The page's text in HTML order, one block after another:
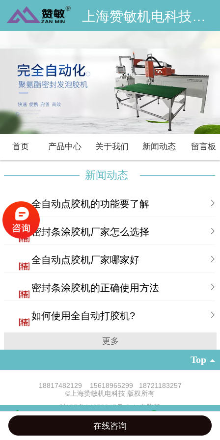
上海赞敏机电科技有限公司
首页 产品中心 关于我们 新闻动态 留言板
新闻动态
全自动点胶机的功能要了解
密封条涂胶机厂家怎么选择
全自动点胶机厂家哪家好
密封条涂胶机的正确使用方法
如何使用全自动打胶机?
更多
Top
18817482129 15618965299 18721183257
©上海赞敏机电科技 版权所有
沪ICP备14053847号-2 | 电脑版
凡科建站提供技术支持
电话咨询
微信客服 在线留言 在线地图 信息咨询
在线咨询